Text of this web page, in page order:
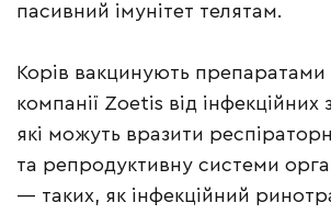
пасивний імунітет телятам.
Корів вакцинують
компанії Zoetis від
які можуть вразити
та репродуктивну системи
— таких, як інфекційний